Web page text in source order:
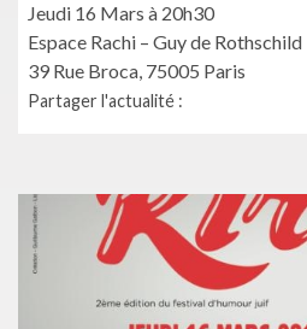
Jeudi 16 Mars à 20h30
Espace Rachi – Guy de Rothschild
39 Rue Broca, 75005 Paris
Partager l'actualité :